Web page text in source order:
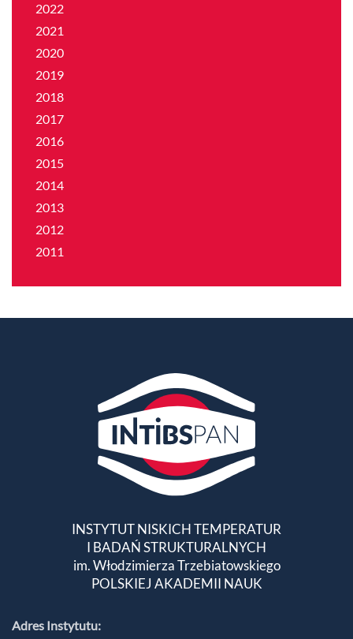
2022
2021
2020
2019
2018
2017
2016
2015
2014
2013
2012
2011
INSTYTUT NISKICH TEMPERATUR
I BADAŃ STRUKTURALNYCH
im. Włodzimierza Trzebiatowskiego
POLSKIEJ AKADEMII NAUK
Adres Instytutu: